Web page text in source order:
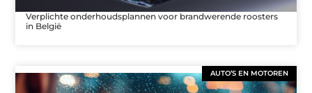
Verplichte onderhoudsplannen voor brandwerende roosters
in België
AUTO’S EN MOTOREN